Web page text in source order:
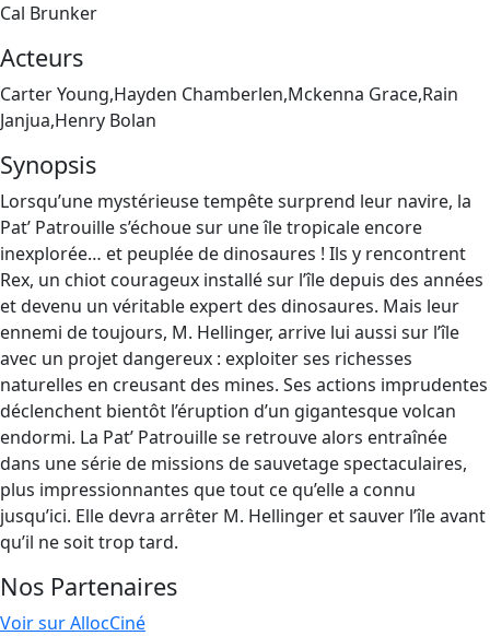
Cal Brunker
Acteurs
Carter Young,Hayden Chamberlen,Mckenna Grace,Rain
Janjua,Henry Bolan
Synopsis
Lorsqu’une mystérieuse tempête surprend leur navire, la
Pat’ Patrouille s’échoue sur une île tropicale encore
inexplorée… et peuplée de dinosaures ! Ils y rencontrent
Rex, un chiot courageux installé sur l’île depuis des années
et devenu un véritable expert des dinosaures. Mais leur
ennemi de toujours, M. Hellinger, arrive lui aussi sur l’île
avec un projet dangereux : exploiter ses richesses
naturelles en creusant des mines. Ses actions imprudentes
déclenchent bientôt l’éruption d’un gigantesque volcan
endormi. La Pat’ Patrouille se retrouve alors entraînée
dans une série de missions de sauvetage spectaculaires,
plus impressionnantes que tout ce qu’elle a connu
jusqu’ici. Elle devra arrêter M. Hellinger et sauver l’île avant
qu’il ne soit trop tard.
Nos Partenaires
Voir sur AllocCiné